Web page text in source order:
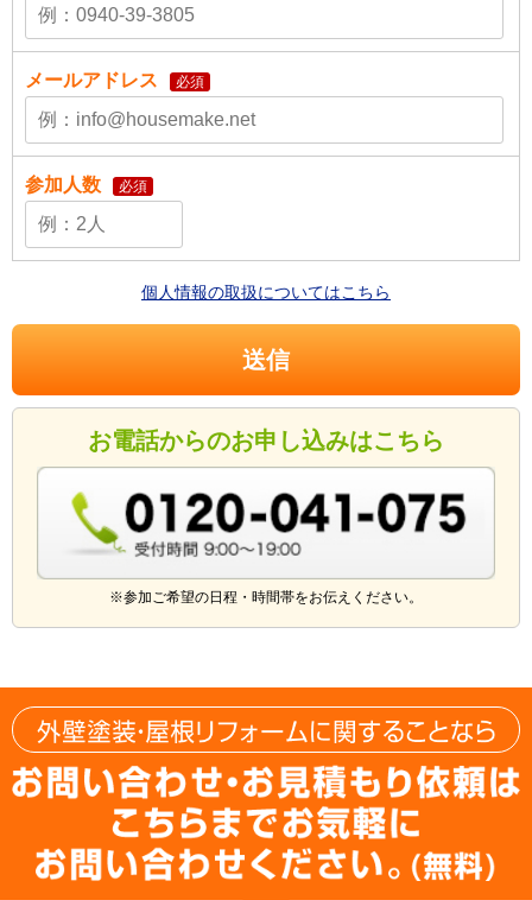
メールアドレス 必須
参加人数 必須
個人情報の取扱についてはこちら
お電話からのお申し込みはこちら
※参加ご希望の日程・時間帯をお伝えください。